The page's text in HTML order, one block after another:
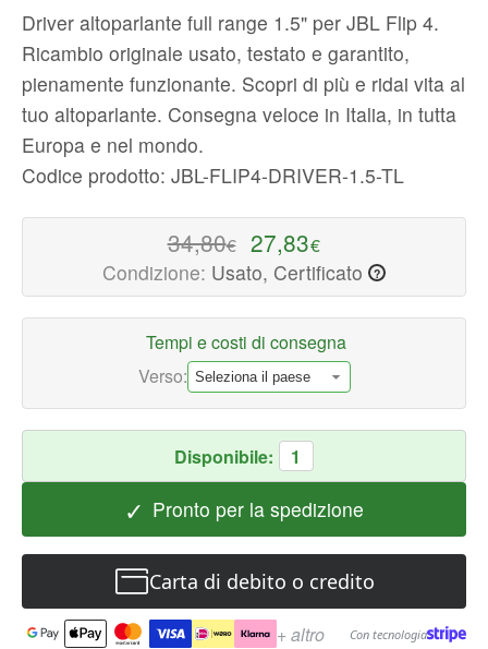
Flip
4
Ricambio
Originale
-
Alta
qualità
con
mondo
Driver altoparlante full range 1.5" per JBL Flip 4.
Ricambio originale usato, testato e garantito,
pienamente funzionante. Scopri di più e ridai vita al
tuo altoparlante. Consegna veloce in Italia, in tutta
Europa e nel mondo.
Codice prodotto: JBL-FLIP4-DRIVER-1.5-TL
34,80€ 27,83€
Condizione: Usato, Certificato ?
Tempi e costi di consegna
Verso:
Disponibile: 1
✓ Pronto per la spedizione
Carta di debito o credito
+ altro Con tecnologia